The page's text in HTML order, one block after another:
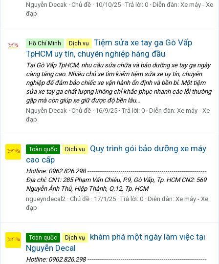
Nguyễn Decak Chủ đề 10/10/25 Trả lời: 0 Diễn đàn: Xe máy - Xe
đạp
Hồ Chí Minh Dịch vụ
Tiệm sửa xe tay ga Gò Vấp
TpHCM uy tín, chuyên nghiệp hàng đầu
Tại Gò Vấp TpHCM, nhu cầu sửa chữa và bảo dưỡng xe tay ga ngày
càng tăng cao. Nhiều chủ xe tìm kiếm tiệm sửa xe uy tín, chuyên
nghiệp để đảm bảo chiếc xe vận hành ổn định và bền bỉ. Một tiệm
sửa xe tay ga chất lượng không chỉ khắc phục nhanh các lỗi thường
gặp mà còn giúp xe giữ được độ bền lâu...
Nguyễn Decak Chủ đề 16/9/25 Trả lời: 0 Diễn đàn: Xe máy - Xe
đạp
Toàn quốc Dịch vụ
Quy trình gói bảo dưỡng xe máy
cao cấp
Hotline: 0962.826.298 -------------------------------------------------------------
Địa chỉ: CN1: 285 Phạm Văn Chiêu, P.9, Gò Vấp, Tp. HCM CN2: 569
Nguyễn Ảnh Thủ, Hiệp Thành, Q.12, Tp. HCM
ngueyndecal2 Chủ đề 17/1/25 Trả lời: 0 Diễn đàn: Xe máy - Xe
đạp
Toàn quốc Dịch vụ
khám phá một ngày làm việc tại
Nguyễn Decal
Hotline: 0962.826.298 -------------------------------------------------------------